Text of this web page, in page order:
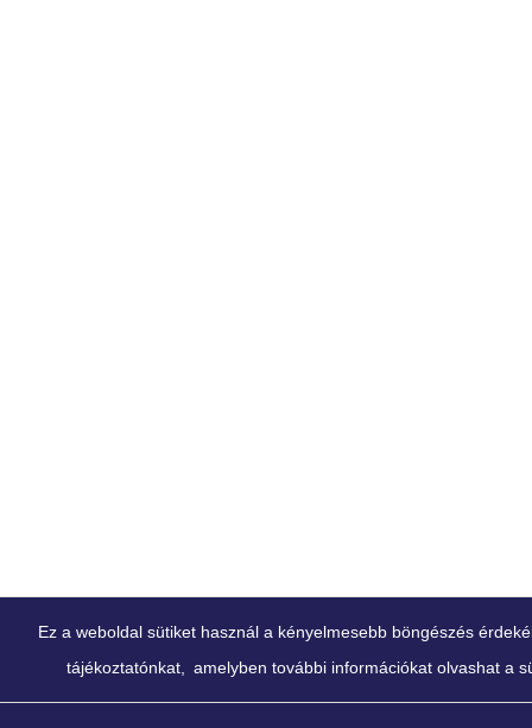
Ez a weboldal sütiket használ a kényelmesebb böngészés
tájékoztatónkat,
amelyben további információkat olvashat a